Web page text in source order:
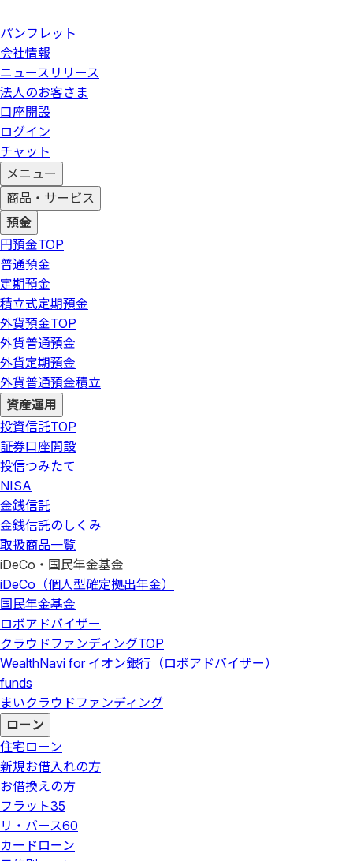
パンフレット
会社情報
ニュースリリース
法人のお客さま
口座開設
ログイン
チャット
メニュー
商品・サービス
預金
円預金TOP
普通預金
定期預金
積立式定期預金
外貨預金TOP
外貨普通預金
外貨定期預金
外貨普通預金積立
資産運用
投資信託TOP
証券口座開設
投信つみたて
NISA
金銭信託
金銭信託のしくみ
取扱商品一覧
iDeCo・国民年金基金
iDeCo（個人型確定拠出年金）
国民年金基金
ロボアドバイザー
クラウドファンディングTOP
WealthNavi for イオン銀行（ロボアドバイザー）
funds
まいクラウドファンディング
ローン
住宅ローン
新規お借入れの方
お借換えの方
フラット35
リ・バース60
カードローン